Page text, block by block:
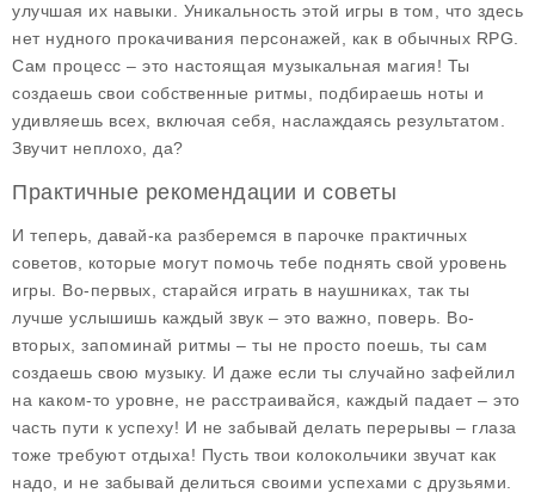
улучшая их навыки. Уникальность этой игры в том, что здесь
нет нудного прокачивания персонажей, как в обычных RPG.
Сам процесс – это настоящая музыкальная магия! Ты
создаешь свои собственные ритмы, подбираешь ноты и
удивляешь всех, включая себя, наслаждаясь результатом.
Звучит неплохо, да?
Практичные рекомендации и советы
И теперь, давай-ка разберемся в парочке практичных
советов, которые могут помочь тебе поднять свой уровень
игры. Во-первых, старайся играть в наушниках, так ты
лучше услышишь каждый звук – это важно, поверь. Во-
вторых, запоминай ритмы – ты не просто поешь, ты сам
создаешь свою музыку. И даже если ты случайно зафейлил
на каком-то уровне, не расстраивайся, каждый падает – это
часть пути к успеху! И не забывай делать перерывы – глаза
тоже требуют отдыха! Пусть твои колокольчики звучат как
надо, и не забывай делиться своими успехами с друзьями.